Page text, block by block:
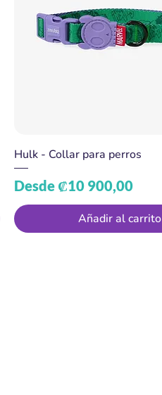
Hulk - Collar para perros
Desde ₡10 900,00
Precio de oferta
Añadir al carrito